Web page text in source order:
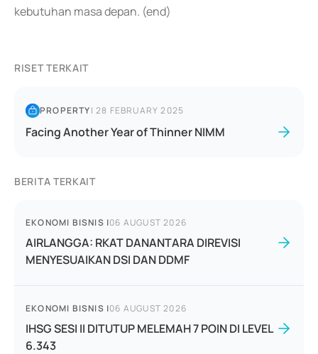
kebutuhan masa depan. (end)
RISET TERKAIT
PROPERTY|28 FEBRUARY 2025
Facing Another Year of Thinner NIMM
BERITA TERKAIT
EKONOMI BISNIS |06 AUGUST 2026
AIRLANGGA: RKAT DANANTARA DIREVISI
MENYESUAIKAN DSI DAN DDMF
EKONOMI BISNIS |06 AUGUST 2026
IHSG SESI II DITUTUP MELEMAH 7 POIN DI LEVEL
6.343